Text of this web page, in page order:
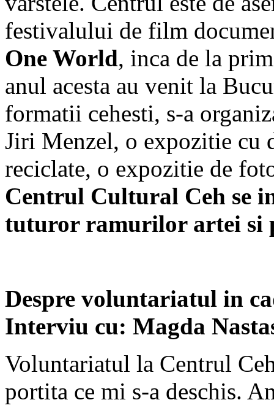
festivalului de film
One World, inca de la
anul acesta au venit la
formatii cehesti, s-a
Jiri Menzel, o expozitie cu
reciclate, o expozitie de
Centrul Cultural Ceh se
tuturor ramurilor artei si
Despre voluntariatul in
Interviu cu: Magda
Voluntariatul la Centrul
portita ce mi s-a deschis.